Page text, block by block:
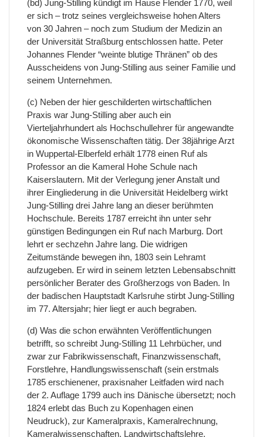
(bd) Jung-Stilling kündigt im Hause Flender 1770, weil
er sich – trotz seines vergleichsweise hohen Alters
von 30 Jahren – noch zum Studium der Medizin an
der Universität Straßburg entschlossen hatte. Peter
Johannes Flender “weinte blutige Thränen” ob des
Ausscheidens von Jung-Stilling aus seiner Familie und
seinem Unternehmen.
(c) Neben der hier geschilderten wirtschaftlichen
Praxis war Jung-Stilling aber auch ein
Vierteljahrhundert als Hochschullehrer für angewandte
ökonomische Wissenschaften tätig. Der 38jährige Arzt
in Wuppertal-Elberfeld erhält 1778 einen Ruf als
Professor an die Kameral Hohe Schule nach
Kaiserslautern. Mit der Verlegung jener Anstalt und
ihrer Eingliederung in die Universität Heidelberg wirkt
Jung-Stilling drei Jahre lang an dieser berühmten
Hochschule. Bereits 1787 erreicht ihn unter sehr
günstigen Bedingungen ein Ruf nach Marburg. Dort
lehrt er sechzehn Jahre lang. Die widrigen
Zeitumstände bewegen ihn, 1803 sein Lehramt
aufzugeben. Er wird in seinem letzten Lebensabschnitt
persönlicher Berater des Großherzogs von Baden. In
der badischen Hauptstadt Karlsruhe stirbt Jung-Stilling
im 77. Altersjahr; hier liegt er auch begraben.
(d) Was die schon erwähnten Veröffentlichungen
betrifft, so schreibt Jung-Stilling 11 Lehrbücher, und
zwar zur Fabrikwissenschaft, Finanzwissenschaft,
Forstlehre, Handlungswissenschaft (sein erstmals
1785 erschienener, praxisnaher Leitfaden wird nach
der 2. Auflage 1799 auch ins Dänische übersetzt; noch
1824 erlebt das Buch zu Kopenhagen einen
Neudruck), zur Kameralpraxis, Kameralrechnung,
Kameralwissenschaften, Landwirtschaftslehre,